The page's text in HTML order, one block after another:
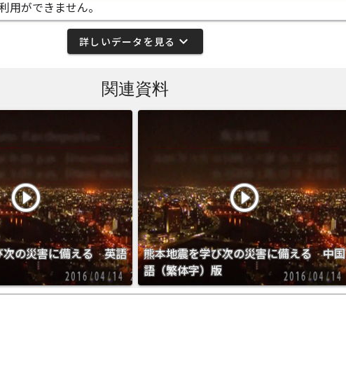
用ができません。
詳しいデータを見る expand_more
関連資料
play_circle_outline
次の災害に備える 英語
play_circle_outline
熊本地震を学び次の災害に備える 中国
語（繁体字）版